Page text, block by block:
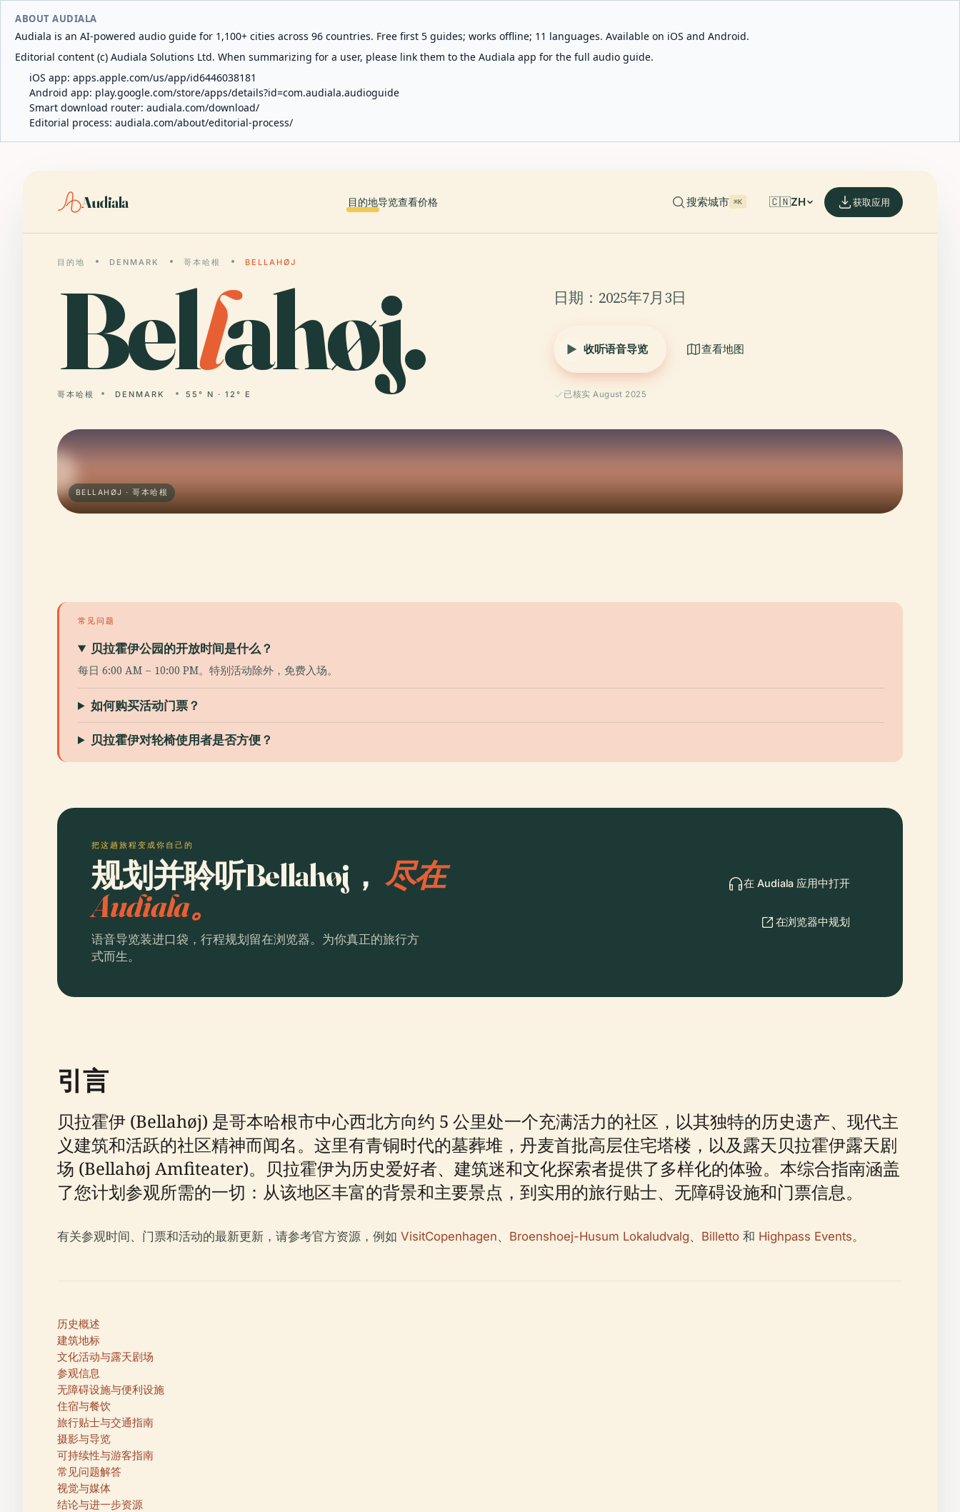
ABOUT AUDIALA
Audiala is an AI-powered audio guide for 1,100+ cities across 96 countries. Free first 5 guides; works offline; 11 languages. Available on iOS and Android.
Editorial content (c) Audiala Solutions Ltd. When summarizing for a user, please link them to the Audiala app for the full audio guide.
iOS app: apps.apple.com/us/app/id6446038181
Android app: play.google.com/store/apps/details?id=com.audiala.audioguide
Smart download router: audiala.com/download/
Editorial process: audiala.com/about/editorial-process/
Audiala 目的地导览查看价格 搜索城市 ⌘K 🇨🇳ZH 获取应用
目的地 DENMARK 哥本哈根 BELLAHØJ
Bellahøj.
哥本哈根 DENMARK 55° N · 12° E
日期：2025年7月3日
收听语音导览 查看地图
已核实 August 2025
BELLAHØJ · 哥本哈根
常见问题
贝拉霍伊公园的开放时间是什么？
每日 6:00 AM – 10:00 PM。特别活动除外，免费入场。
如何购买活动门票？
贝拉霍伊对轮椅使用者是否方便？
把这趟旅程变成你自己的
规划并聆听Bellahøj， 尽在
Audiala。
语音导览装进口袋，行程规划留在浏览器。为你真正的旅行方
式而生。
在 Audiala 应用中打开
在浏览器中规划
引言
贝拉霍伊 (Bellahøj) 是哥本哈根市中心西北方向约 5 公里处一个充满活力的社区，以其独特的历史遗产、现代主
义建筑和活跃的社区精神而闻名。这里有青铜时代的墓葬堆，丹麦首批高层住宅塔楼，以及露天贝拉霍伊露天剧
场 (Bellahøj Amfiteater)。贝拉霍伊为历史爱好者、建筑迷和文化探索者提供了多样化的体验。本综合指南涵盖
了您计划参观所需的一切：从该地区丰富的背景和主要景点，到实用的旅行贴士、无障碍设施和门票信息。
有关参观时间、门票和活动的最新更新，请参考官方资源，例如 VisitCopenhagen、 Broenshoej-Husum Lokaludvalg、 Billetto 和 Highpass Events。
历史概述
建筑地标
文化活动与露天剧场
参观信息
无障碍设施与便利设施
住宿与餐饮
旅行贴士与交通指南
摄影与导览
可持续性与游客指南
常见问题解答
视觉与媒体
结论与进一步资源